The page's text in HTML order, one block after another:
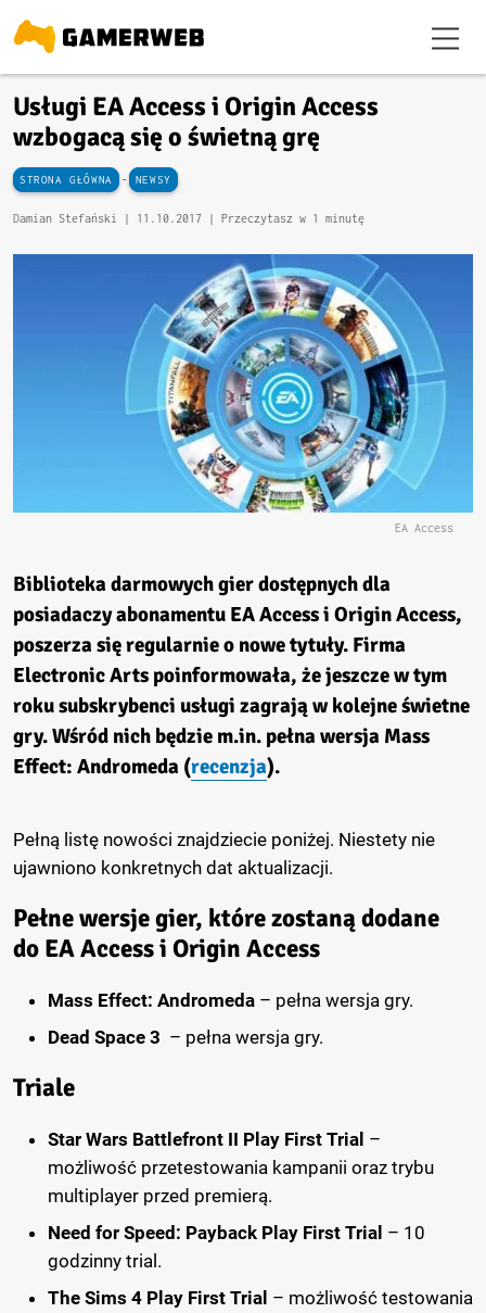
Usługi EA Access i Origin Access
wzbogacą się o świetną grę
STRONA GŁÓWNA - NEWSY
Damian Stefański | 11.10.2017 | Przeczytasz w 1 minutę
EA Access
Biblioteka darmowych gier dostępnych dla
posiadaczy abonamentu EA Access i Origin Access,
poszerza się regularnie o nowe tytuły. Firma
Electronic Arts poinformowała, że jeszcze w tym
roku subskrybenci usługi zagrają w kolejne świetne
gry. Wśród nich będzie m.in. pełna wersja Mass
Effect: Andromeda (recenzja).
Pełną listę nowości znajdziecie poniżej. Niestety nie
ujawniono konkretnych dat aktualizacji.
Pełne wersje gier, które zostaną dodane
do EA Access i Origin Access
Mass Effect: Andromeda – pełna wersja gry.
Dead Space 3 – pełna wersja gry.
Triale
Star Wars Battlefront II Play First Trial –
możliwość przetestowania kampanii oraz trybu
multiplayer przed premierą.
Need for Speed: Payback Play First Trial – 10
godzinny trial.
The Sims 4 Play First Trial – możliwość testowania